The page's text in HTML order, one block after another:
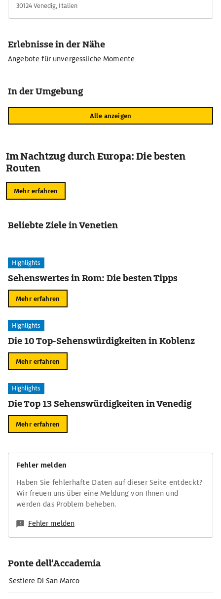
30124 Venedig, Italien
Erlebnisse in der Nähe
Angebote für unvergessliche Momente
In der Umgebung
Alle anzeigen
Im Nachtzug durch Europa: Die besten
Routen
Mehr erfahren
Beliebte Ziele in Venetien
Highlights
Sehenswertes in Rom: Die besten Tipps
Mehr erfahren
Highlights
Die 10 Top-Sehenswürdigkeiten in Koblenz
Mehr erfahren
Highlights
Die Top 13 Sehenswürdigkeiten in Venedig
Mehr erfahren
Fehler melden
Haben Sie fehlerhafte Daten auf dieser Seite entdeckt?
Wir freuen uns über eine Meldung von Ihnen und
werden das Problem beheben.
Fehler melden
Ponte dell’Accademia
Sestiere Di San Marco